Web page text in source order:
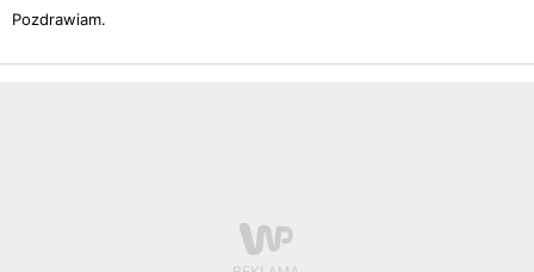
Pozdrawiam.